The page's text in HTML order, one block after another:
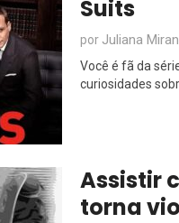
Suits
por Juliana
Você é fã da
curiosidades
Assistir
torna